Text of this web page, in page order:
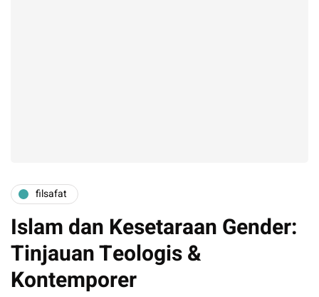
filsafat
Islam dan Kesetaraan Gender:
Tinjauan Teologis &
Kontemporer